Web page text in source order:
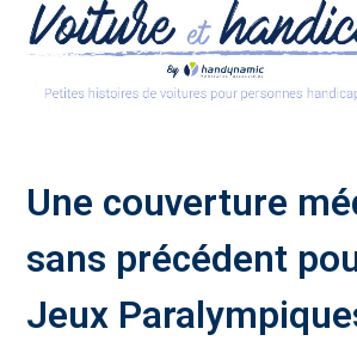
Une couverture
sans précédent
Jeux